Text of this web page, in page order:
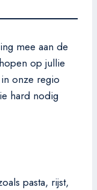
mee aan de
op jullie
onze regio
hard nodig
pasta, rijst,